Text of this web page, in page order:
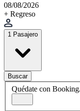
08/08/2026
+ Regreso
1 Pasajero
Buscar
Quédate con